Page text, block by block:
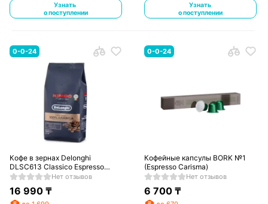
Узнать
о поступлении
Узнать
о поступлении
0-0-24
Кофе в зернах Delonghi
DLSC613 Classico Espresso
1000 гр
Нет отзывов
16 990₸
0-0-24
Кофейные капсулы BORK №1
(Espresso Carisma)
Нет отзывов
6 700 ₸